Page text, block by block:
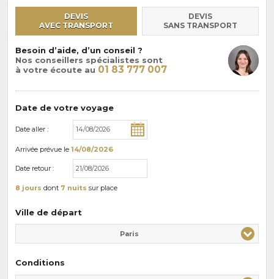
DEVIS
AVEC TRANSPORT
DEVIS
SANS TRANSPORT
Besoin d’aide, d’un conseil ?
Nos conseillers spécialistes sont
à votre écoute au 01 83 777 007
Date de votre voyage
Date aller :
Arrivée prévue le 14/08/2026
Date retour :
8 jours dont 7 nuits sur place
Ville de départ
Paris
Conditions